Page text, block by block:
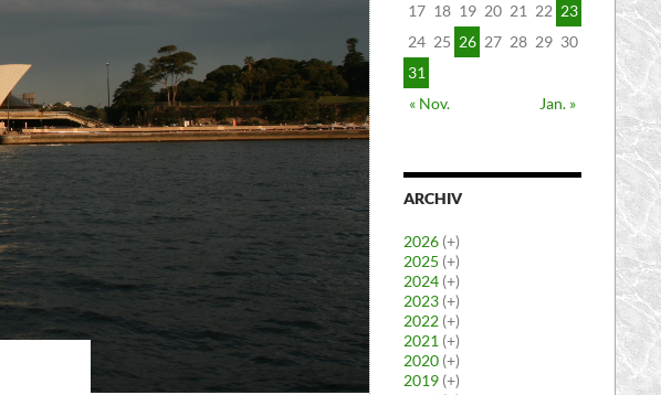
17 18 19 20 21 22 23
24 25 26 27 28 29 30
31
« Nov.
Jan. »
ARCHIV
2026 (+)
2025 (+)
2024 (+)
2023 (+)
2022 (+)
2021 (+)
2020 (+)
2019 (+)